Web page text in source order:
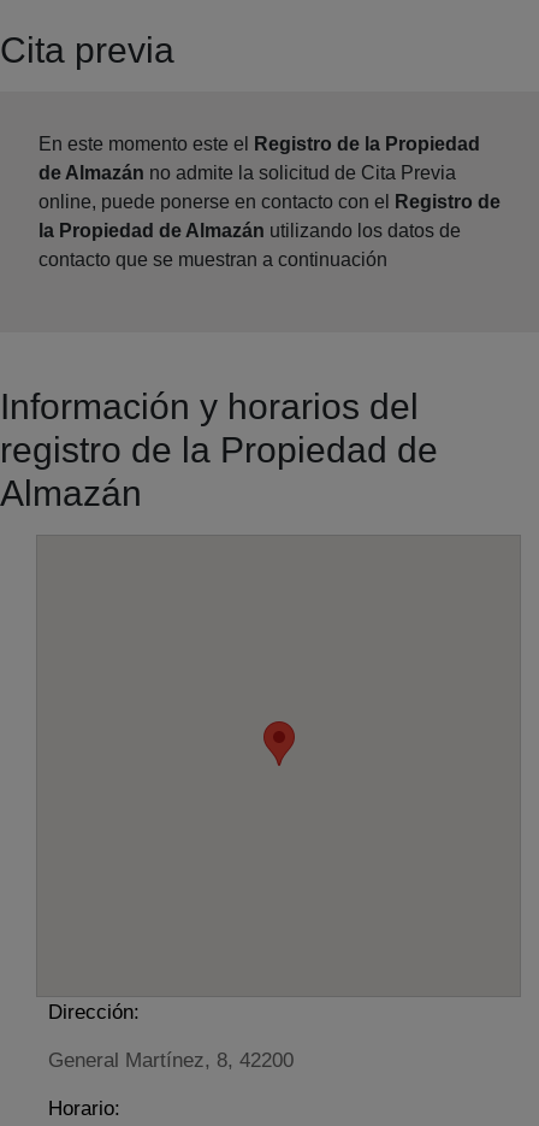
Cita previa
En este momento este el
Registro de la Propiedad
de Almazán no admite la solicitud de Cita Previa
online, puede ponerse en contacto con el
Registro de
la Propiedad de Almazán utilizando los datos de
contacto que se muestran a continuación
Información y horarios del
registro de la Propiedad de
Almazán
Dirección:
General Martínez, 8, 42200
Horario: